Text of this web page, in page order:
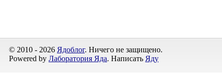
© 2010 - 2026 Ядоблог. Ничего не защищено.
Powered by Лаборатория Яда. Написать Яду